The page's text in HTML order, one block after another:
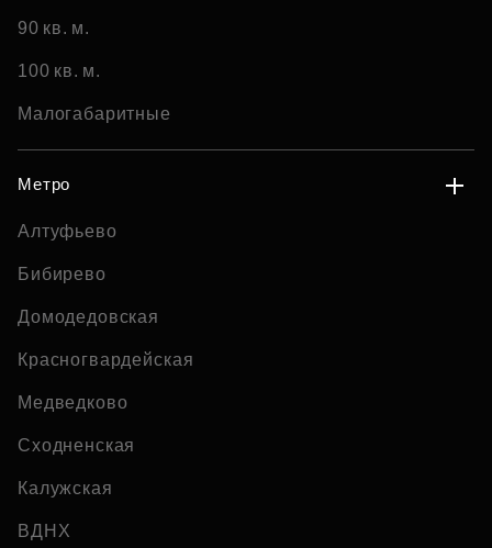
90 кв. м.
100 кв. м.
Малогабаритные
Метро
Алтуфьево
Бибирево
Домодедовская
Красногвардейская
Медведково
Сходненская
Калужская
ВДНХ